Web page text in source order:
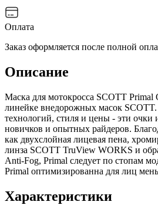
Оплата
Заказ оформляется после полной
Описание
Маска для мотокросса SCOTT
линейке внедорожных масок SCOTT.
технологий, стиля и цены - эти очки
новичков и опытных райдеров.
как двухслойная лицевая пена,
линза SCOTT TruView WORKS и
Anti-Fog, Primal следует по стопам
Primal оптимизированна для лиц
Характеристики